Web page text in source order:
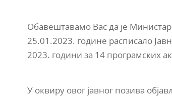
Обавештавамо Вас да је
25.01.2023. године расписало
2023. години за 14 програмских
У оквиру овог јавног позива